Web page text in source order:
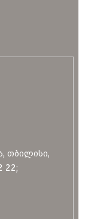
თბილისი,
22;